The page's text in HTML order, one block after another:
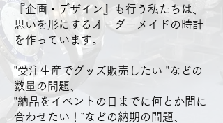
『企画・デザイン』も行う私たちは、
思いを形にするオーダーメイドの時計
を作っています。
”受注生産でグッズ販売したい ”などの
数量の問題、
”納品をイベントの日までに何とか間に
合わせたい！”などの納期の問題、